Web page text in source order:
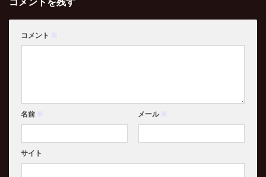
コメント ※
名前 ※ メール ※
サイト